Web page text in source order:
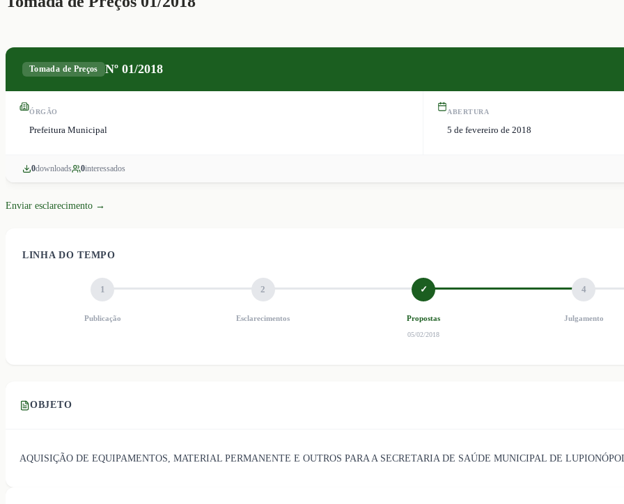
Tomada de Preços Nº 01/2018
ÓRGÃO
Prefeitura Municipal
ABERTURA
5 de fevereiro de 2018
0downloads 0interessados
Enviar esclarecimento →
LINHA DO TEMPO
1
Publicação
2
Esclarecimentos
✓
Propostas
05/02/2018
4
Julgamento
OBJETO
AQUISIÇÃO DE EQUIPAMENTOS, MATERIAL PERMANENTE E OUTROS PARA A SECRETARIA DE SAÚDE MUNICIPAL DE